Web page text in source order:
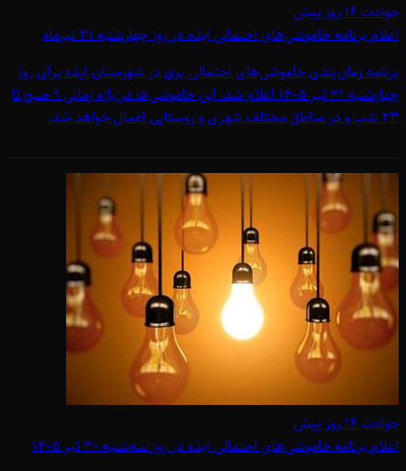
حوادث۱۶ روز پیش
اعلام برنامه خاموشی‌های احتمالی ایذه در روز چهارشنبه 31 تیرماه
برنامه زمان‌بندی خاموشی‌های احتمالی برق در شهرستان ایذه برای روز
چهارشنبه 31 تیر 1405 اعلام شد. این خاموشی‌ها در بازه زمانی 9 صبح تا
23 شب و در مناطق مختلف شهری و روستایی اعمال خواهد شد.
حوادث۱۶ روز پیش
اعلام برنامه خاموشی‌های احتمالی ایذه در روز سه‌شنبه 30 تیر 1405